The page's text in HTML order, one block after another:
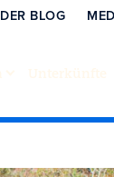
DER BLOG